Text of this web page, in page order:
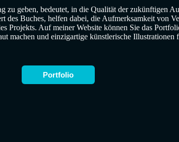
geben, bedeutet, in die Qualität der zukünftigen
des Buches, helfen dabei, die Aufmerksamkeit von
Projekts. Auf meiner Website können Sie das
machen und einzigartige künstlerische Illustrationen
Portfolio